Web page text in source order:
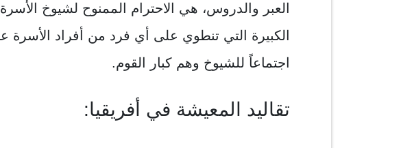
العبر والدروس، هي الاحترام الممنوح لشيوخ
الكبيرة التي تنطوي على أي فرد من أفراد الأسرة
اجتماعاً للشيوخ وهم كبار القوم.
تقاليد المعيشة في أفريقيا: